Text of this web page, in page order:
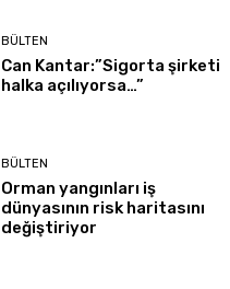
BÜLTEN
Can Kantar:”Sigorta şirketi
halka açılıyorsa…”
BÜLTEN
Orman yangınları iş
dünyasının risk haritasını
değiştiriyor